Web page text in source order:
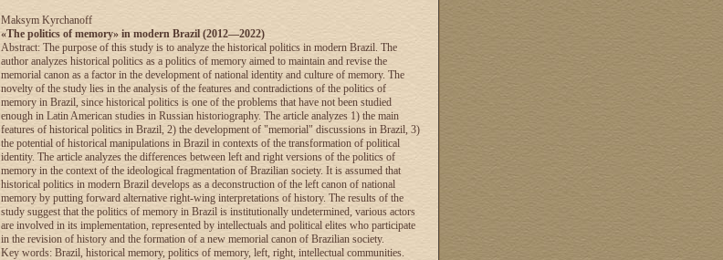
Maksym Kyrchanoff
«The politics of memory» in modern Brazil (2012—2022)
Abstract: The purpose of this study is to analyze the historical politics in modern Brazil. The
author analyzes historical politics as a politics of memory aimed to maintain and revise the
memorial canon as a factor in the development of national identity and culture of memory. The
novelty of the study lies in the analysis of the features and contradictions of the politics of
memory in Brazil, since historical politics is one of the problems that have not been studied
enough in Latin American studies in Russian historiography. The article analyzes 1) the main
features of historical politics in Brazil, 2) the development of "memorial" discussions in Brazil, 3)
the potential of historical manipulations in Brazil in contexts of the transformation of political
identity. The article analyzes the differences between left and right versions of the politics of
memory in the context of the ideological fragmentation of Brazilian society. It is assumed that
historical politics in modern Brazil develops as a deconstruction of the left canon of national
memory by putting forward alternative right-wing interpretations of history. The results of the
study suggest that the politics of memory in Brazil is institutionally undetermined, various actors
are involved in its implementation, represented by intellectuals and political elites who participate
in the revision of history and the formation of a new memorial canon of Brazilian society.
Key words: Brazil, historical memory, politics of memory, left, right, intellectual communities.